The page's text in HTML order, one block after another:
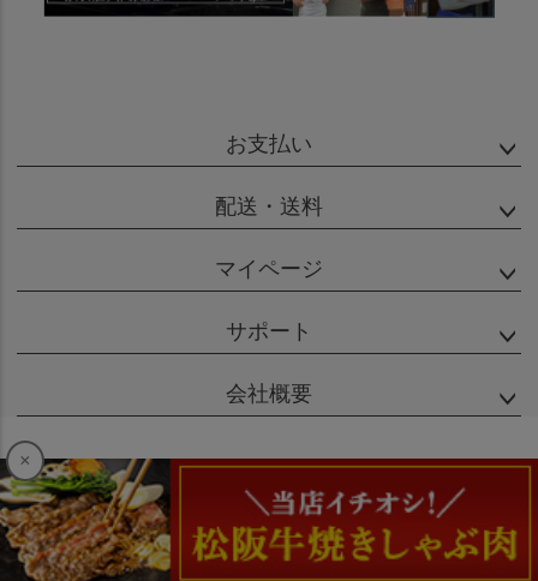
お支払い
配送・送料
マイページ
サポート
会社概要
特定商取引法に基づく表示
個人情報の取扱
Copyright (C) MATSUSHO ALL rights reserved.
×